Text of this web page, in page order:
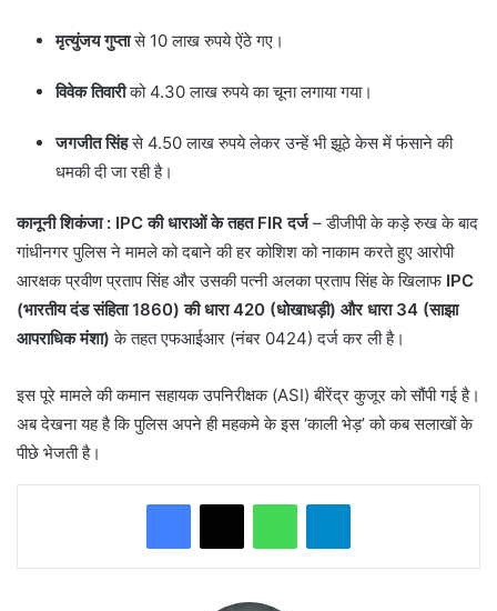
मृत्युंजय गुप्तासे 10 लाख रुपये ऐंठे गए।
विवेक तिवारीको 4.30 लाख रुपये का चूना लगाया गया।
जगजीत सिंहसे 4.50 लाख रुपये लेकर उन्हें भी झूठे केस में फंसाने की
धमकी दी जा रही है।
कानूनी शिकंजा : IPC की धाराओं के तहत FIR दर्ज– ​डीजीपी के कड़े रुख के बाद
गांधीनगर पुलिस ने मामले को दबाने की हर कोशिश को नाकाम करते हुए आरोपी
आरक्षक प्रवीण प्रताप सिंह और उसकी पत्नी अलका प्रताप सिंह के खिलाफ IPC
(भारतीय दंड संहिता 1860) की धारा 420 (धोखाधड़ी) और धारा 34 (साझा
आपराधिक मंशा) के तहत एफआईआर (नंबर 0424) दर्ज कर ली है।
​इस पूरे मामले की कमान सहायक उपनिरीक्षक (ASI) बीरेंद्र कुजूर को सौंपी गई है।
अब देखना यह है कि पुलिस अपने ही महकमे के इस ‘काली भेड़’ को कब सलाखों के
पीछे भेजती है।
WhatsAppTelegram